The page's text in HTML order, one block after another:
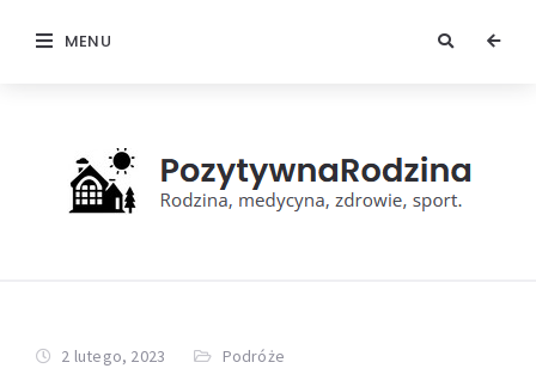
MENU
2 lutego, 2023 Podróże